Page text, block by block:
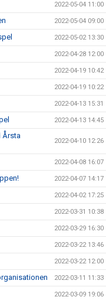
2022-05-04 11:00
2022-05-04 09:00
2022-05-02 13:30
2022-04-28 12:00
2022-04-19 10:42
2022-04-19 10:22
2022-04-13 15:31
2022-04-13 14:45
Årsta
2022-04-10 12:26
2022-04-08 16:07
2022-04-07 14:17
2022-04-02 17:25
2022-03-31 10:38
2022-03-29 16:30
2022-03-22 13:46
2022-03-22 12:00
2022-03-11 11:33
2022-03-09 19:06